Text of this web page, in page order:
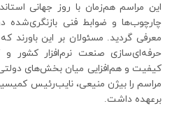
این مراسم هم‌زمان با روز جهانی
چارچوب‌ها و ضوابط فنی بازنگری‌شده
معرفی گردید. مسئولان بر این باورند
حرفه‌ای‌سازی صنعت نرم‌افزار کشور و
کیفیت و هم‌افزایی میان بخش‌های
مراسم را بیژن منیعی، نایب‌رئیس
برعهده داشت.